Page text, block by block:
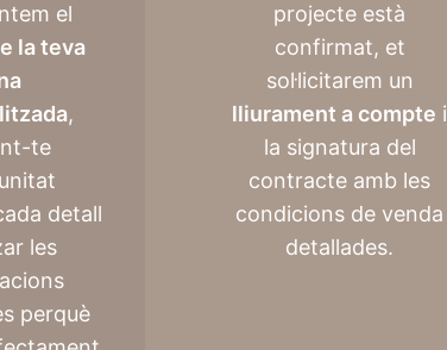
el
la teva
,
te
detall
les
perquè
projecte està
confirmat, et
sol·licitarem un
lliurament a compte i
la signatura del
contracte amb les
condicions de venda
detallades.